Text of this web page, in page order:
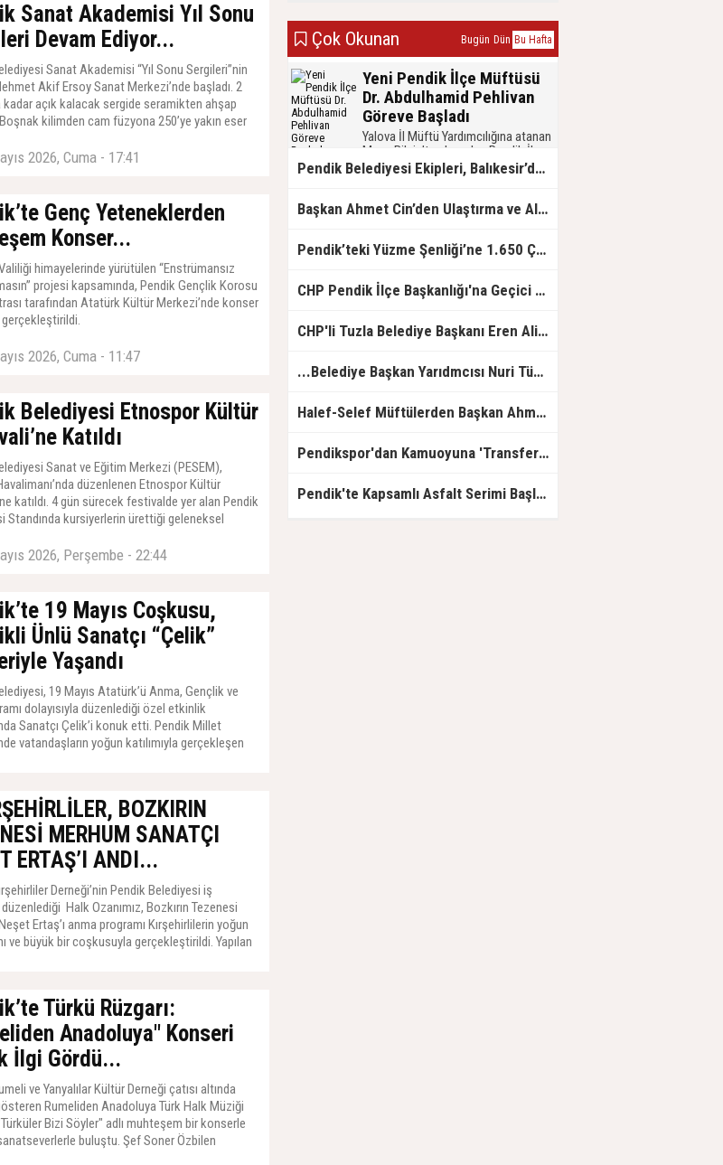
Sanat Akademisi Yıl Sonu
Devam Ediyor...
Sanat Akademisi “Yıl Sonu Sergileri”nin
Akif Ersoy Sanat Merkezi’nde başladı. 2
kadar açık kalacak sergide seramikten ahşap
kilimden cam füzyona 250’ye yakın eser
2026, Cuma - 17:41
Genç Yeteneklerden
Konser...
himayelerinde yürütülen “Enstrümansız
projesi kapsamında, Pendik Gençlik Korosu
tarafından Atatürk Kültür Merkezi’nde konser
gerçekleştirildi.
2026, Cuma - 11:47
Belediyesi Etnospor Kültür
Katıldı
Sanat ve Eğitim Merkezi (PESEM),
düzenlenen Etnospor Kültür
katıldı. 4 gün sürecek festivalde yer alan Pendik
Standında kursiyerlerin ürettiği geleneksel
ürünleri yakında görme fırsatı elde ederken
2026, Perşembe - 22:44
19 Mayıs Coşkusu,
Ünlü Sanatçı “Çelik”
Yaşandı
19 Mayıs Atatürk’ü Anma, Gençlik ve
dolayısıyla düzenlediği özel etkinlik
Sanatçı Çelik’i konuk etti. Pendik Millet
vatandaşların yoğun katılımıyla gerçekleşen
kardeşimle beraber olmak istedik” diyerek
teşekkür etti.
BOZKIRIN
MERHUM SANATÇI
ERTAŞ’I ANDI...
Derneği’nin Pendik Belediyesi iş
Halk Ozanımız, Bozkırın Tezenesi
Ertaş’ı anma programı Kırşehirlilerin yoğun
ve büyük bir coşkusuyla gerçekleştirildi. Yapılan
Merhum Neşet Ertaş’ın eserlerini seslendirdi.
Türkü Rüzgarı:
Anadoluya" Konseri
İlgi Gördü...
ve Yanyalılar Kültür Derneği çatısı altında
Rumeliden Anadoluya Türk Halk Müziği
Bizi Söyler" adlı muhteşem bir konserle
buluştu. Şef Soner Özbilen
Çok Okunan Bugün Dün Bu Hafta
Yeni Pendik İlçe Müftüsü
Dr. Abdulhamid Pehlivan
Göreve Başladı
Yalova İl Müftü Yardımcılığına atanan
Musa Bilgiç’ten boşalan Pendik İlçe
Müftülüğü görevine getirilen Dr.
Abdulhamid Pehlivan, devir teslim
başladı.
Pendik Belediyesi Ekipleri, Balıkesir’deki Orman Yangınına Müdahale Çalışmalarına Destek Veriyor
Başkan Ahmet Cin’den Ulaştırma ve Altyapı Bakanı Abdulkadir Uraloğlu’na Ziyaret...
Pendik’teki Yüzme Şenliği’ne 1.650 Çocuk Katıldı
CHP Pendik İlçe Başkanlığı'na Geçici Görevlendirme İle Hasan Yıldız'a Atandı...
CHP'li Tuzla Belediye Başkanı Eren Ali Bingöl AK Parti’ye Katıldı...
...Belediye Başkan Yarıdmcısı Nuri Tüzek, Otizmli Milli Sporcu Yusuf Eymen Otalı'yı Ağırladı...
Halef-Selef Müftülerden Başkan Ahmet Cin ve Kaymakam Mehmet Yıldız Ziyaret...
Pendikspor'dan Kamuoyuna 'Transfer Yasağı' İle İlgili Basın Açıklaması...
Pendik'te Kapsamlı Asfalt Serimi Başladı...